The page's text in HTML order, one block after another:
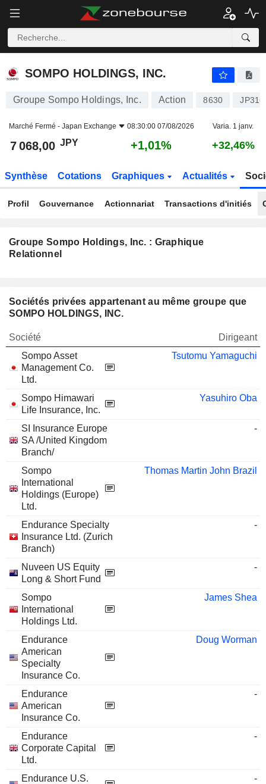
SOMPO HOLDINGS, INC.
SOMPO HOLDINGS, INC.
Groupe Sompo Holdings, Inc. Action 8630
Marché Fermé - Japan Exchange 08:30:00 07/08/2026 Varia. 1 janv.
7 068,00 JPY +1,01% +32,46%
Synthèse Cotations Graphiques Actualités
Profil Gouvernance Actionnariat Transactions d'initiés
Groupe Sompo Holdings, Inc. : Graphique
Relationnel
Sociétés privées appartenant au même groupe que
SOMPO HOLDINGS, INC.
Société
Dirigeant
Sompo Asset
Management Co.
Ltd.
Tsutomu Yamaguchi
Sompo Himawari
Life Insurance, Inc.
Yasuhiro Oba
SI Insurance Europe
SA /United Kingdom
Branch/
-
Sompo
International
Holdings (Europe)
Ltd.
Thomas Martin John Brazil
Endurance Specialty
Insurance Ltd. (Zurich
Branch)
-
Nuveen US Equity
Long & Short Fund
-
Sompo
International
Holdings Ltd.
James Shea
Endurance
American
Specialty
Insurance Co.
Doug Worman
Endurance
American
Insurance Co.
-
Endurance
Corporate Capital
Ltd.
-
Endurance U.S.
-